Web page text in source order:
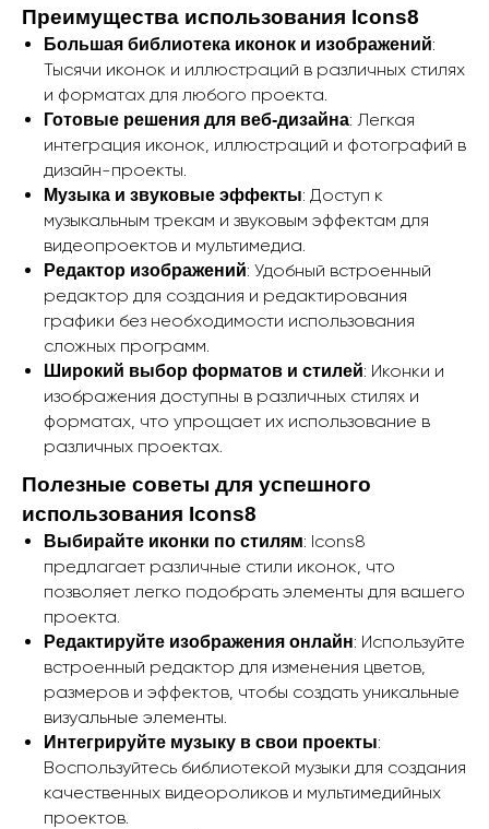
Преимущества использования Icons8
Большая библиотека иконок и изображений:
Тысячи иконок и иллюстраций в различных стилях
и форматах для любого проекта.
Готовые решения для веб-дизайна: Легкая
интеграция иконок, иллюстраций и фотографий в
дизайн-проекты.
Музыка и звуковые эффекты: Доступ к
музыкальным трекам и звуковым эффектам для
видеопроектов и мультимедиа.
Редактор изображений: Удобный встроенный
редактор для создания и редактирования
графики без необходимости использования
сложных программ.
Широкий выбор форматов и стилей: Иконки и
изображения доступны в различных стилях и
форматах, что упрощает их использование в
различных проектах.
Полезные советы для успешного
использования Icons8
Выбирайте иконки по стилям: Icons8
предлагает различные стили иконок, что
позволяет легко подобрать элементы для вашего
проекта.
Редактируйте изображения онлайн: Используйте
встроенный редактор для изменения цветов,
размеров и эффектов, чтобы создать уникальные
визуальные элементы.
Интегрируйте музыку в свои проекты:
Воспользуйтесь библиотекой музыки для создания
качественных видеороликов и мультимедийных
проектов.